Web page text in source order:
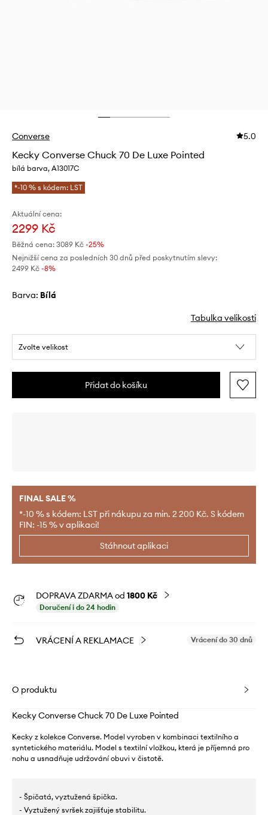
Converse 5.0
Kecky Converse Chuck 70 De Luxe Pointed
bílá barva, A13017C
*-10 % s kódem: LST
Aktuální cena:
2299 Kč
Běžná cena: 3089 Kč -25%
Nejnižší cena za posledních 30 dnů před poskytnutím slevy:
2499 Kč -8%
Barva: bílá
Tabulka velikosti
Zvolte velikost
Přidat do košíku
FINAL SALE %
*-10 % s kódem: LST při nákupu za min. 2 200 Kč. S kódem
FIN: -15 % v aplikaci!
Stáhnout aplikaci
DOPRAVA ZDARMA od 1800 Kč
Doručení i do 24 hodin
VRÁCENÍ A REKLAMACE Vrácení do 30 dnů
O produktu
Kecky Converse Chuck 70 De Luxe Pointed
Kecky z kolekce Converse. Model vyroben v kombinaci textilního a
syntetického materiálu. Model s textilní vložkou, která je příjemná pro
nohu a usnadňuje udržování obuvi v čistotě.
- Špičatá, vyztužená špička.
- Vyztužený svršek zajišťuje stabilitu.